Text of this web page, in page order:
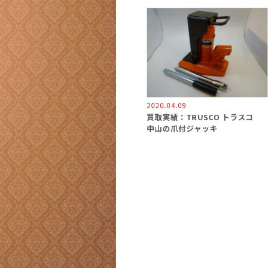
2020.04.09
買取実績：TRUSCO トラスコ
中山の爪付ジャッキ